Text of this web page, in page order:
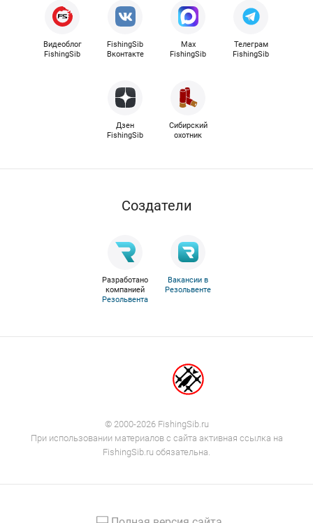
Видеоблог
FishingSib
FishingSib
Вконтакте
Max
FishingSib
Телеграм
FishingSib
Дзен
FishingSib
Сибирский
охотник
Cоздатели
Разработано
компанией
Резольвента
Вакансии в
Резольвенте
© 2000-2026 FishingSib.ru
При использовании материалов с сайта активная ссылка на
FishingSib.ru обязательна.